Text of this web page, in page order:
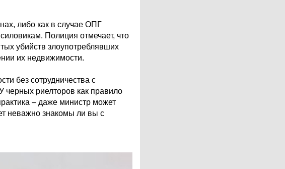
либо как в случае ОПГ
Полиция отмечает, что
убийств злоупотреблявших
их недвижимости.
без сотрудничества с
черных риелторов как правило
– даже министр может
неважно знакомы ли вы с